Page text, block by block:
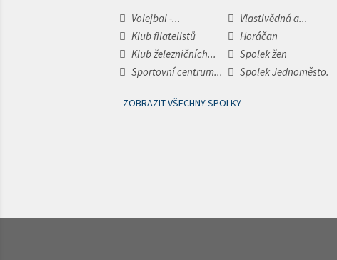
Volejbal -...
Vlastivědná a...
Klub filatelistů
Horáčan
Klub železničních...
Spolek žen
Sportovní centrum...
Spolek Jednoměsto.
ZOBRAZIT VŠECHNY SPOLKY